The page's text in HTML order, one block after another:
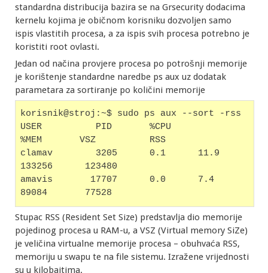
standardna distribucija bazira se na Grsecurity dodacima
kernelu kojima je običnom korisniku dozvoljen samo
ispis vlastitih procesa, a za ispis svih procesa potrebno je
koristiti root ovlasti.
Jedan od načina provjere procesa po potrošnji memorije
je korištenje standardne naredbe ps aux uz dodatak
parametara za sortiranje po količini memorije
korisnik@stroj:~$ sudo ps aux --sort -rss
USER          PID       %CPU
%MEM       VSZ          RSS
clamav        3205      0.1      11.9
133256      123480
amavis       17707      0.0      7.4
89084       77528
Stupac RSS (Resident Set Size) predstavlja dio memorije
pojedinog procesa u RAM-u, a VSZ (Virtual memory SiZe)
je veličina virtualne memorije procesa – obuhvaća RSS,
memoriju u swapu te na file sistemu. Izražene vrijednosti
su u kilobajtima.